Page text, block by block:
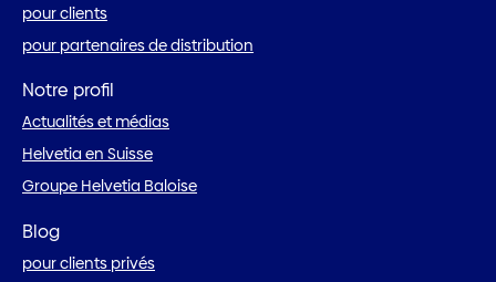
pour clients
pour partenaires de distribution
Notre profil
Actualités et médias
Helvetia en Suisse
Groupe Helvetia Baloise
Blog
pour clients privés